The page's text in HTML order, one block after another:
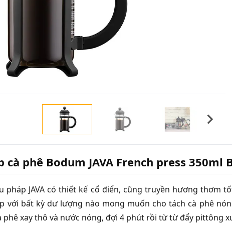
cà phê Bodum JAVA French press 350ml
pháp JAVA có thiết kế cổ điển, cũng truyền hương thơm
với bất kỳ dư lượng nào mong muốn cho tách cà phê
phê xay thô và nước nóng, đợi 4 phút rồi từ từ đẩy pittông